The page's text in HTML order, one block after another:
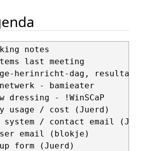
notes
last meeting
herinricht-dag, resultaat
- bamieater
dressing - !WinSCaP
usage / cost (Juerd)
system / contact email
email (blokje)
form (Juerd)